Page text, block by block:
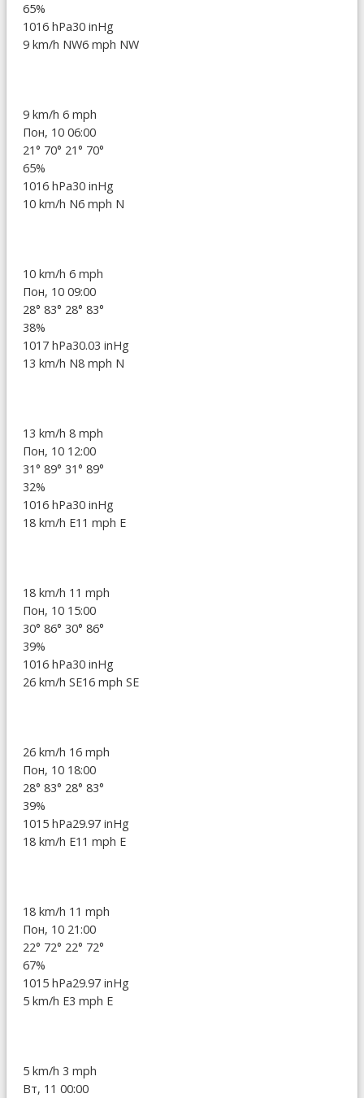
65%
1016 hPa30 inHg
9 km/h NW6 mph NW
9 km/h 6 mph
Пон, 10 06:00
21° 70° 21° 70°
65%
1016 hPa30 inHg
10 km/h N6 mph N
10 km/h 6 mph
Пон, 10 09:00
28° 83° 28° 83°
38%
1017 hPa30.03 inHg
13 km/h N8 mph N
13 km/h 8 mph
Пон, 10 12:00
31° 89° 31° 89°
32%
1016 hPa30 inHg
18 km/h E11 mph E
18 km/h 11 mph
Пон, 10 15:00
30° 86° 30° 86°
39%
1016 hPa30 inHg
26 km/h SE16 mph SE
26 km/h 16 mph
Пон, 10 18:00
28° 83° 28° 83°
39%
1015 hPa29.97 inHg
18 km/h E11 mph E
18 km/h 11 mph
Пон, 10 21:00
22° 72° 22° 72°
67%
1015 hPa29.97 inHg
5 km/h E3 mph E
5 km/h 3 mph
Вт, 11 00:00